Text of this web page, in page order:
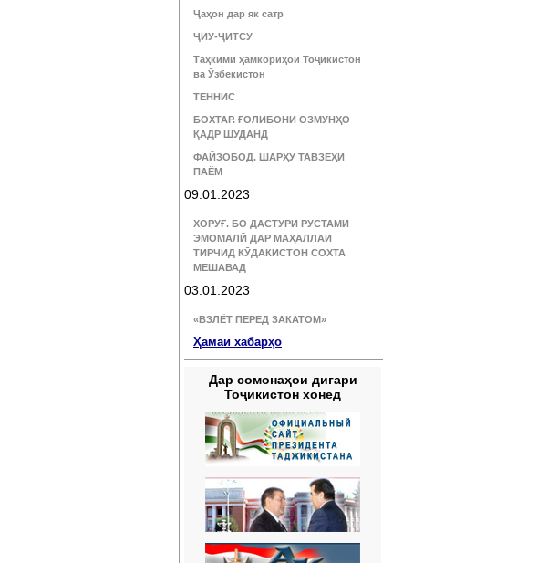
Ҷаҳон дар як сатр
ҶИУ-ҶИТСУ
Таҳкими ҳамкориҳои Тоҷикистон
ва Ӯзбекистон
ТЕННИС
БОХТАР. ҒОЛИБОНИ ОЗМУНҲО
ҚАДР ШУДАНД
ФАЙЗОБОД. ШАРҲУ ТАВЗЕҲИ
ПАЁМ
09.01.2023
ХОРУҒ. БО ДАСТУРИ РУСТАМИ
ЭМОМАЛӢ ДАР МАҲАЛЛАИ
ТИРЧИД КӮДАКИСТОН СОХТА
МЕШАВАД
03.01.2023
«ВЗЛЁТ ПЕРЕД ЗАКАТОМ»
Ҳамаи хабарҳо
Дар сомонаҳои дигари
Тоҷикистон хонед